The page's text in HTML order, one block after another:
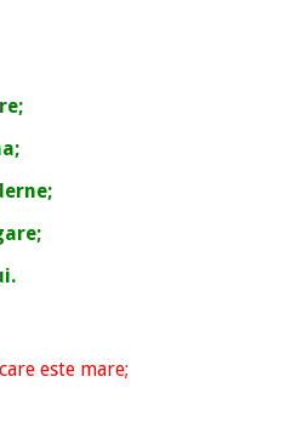
este mare;